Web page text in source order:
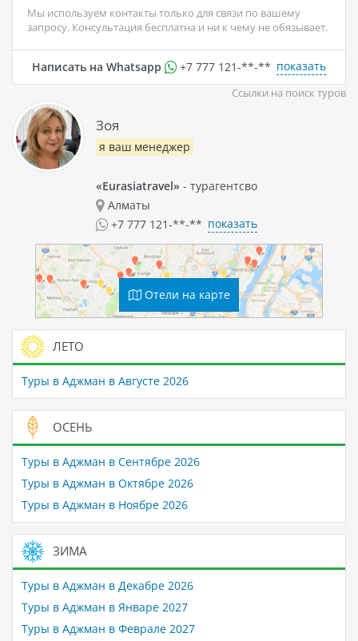
Мы используем контакты только для связи по вашему
запросу. Консультация бесплатна и ни к чему не обязывает.
Написать на Whatsapp +7 777 121-**-** показать
Ссылки на поиск туров
Зоя
я ваш менеджер
«Eurasiatravel» - турагентсво
Алматы
+7 777 121-**-** показать
Отели на карте
ЛЕТО
Туры в Аджман в Августе 2026
ОСЕНЬ
Туры в Аджман в Сентябре 2026
Туры в Аджман в Октябре 2026
Туры в Аджман в Ноябре 2026
ЗИМА
Туры в Аджман в Декабре 2026
Туры в Аджман в Январе 2027
Туры в Аджман в Феврале 2027